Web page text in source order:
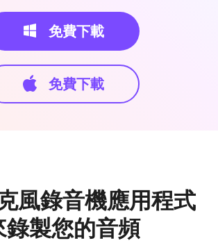
免費下載
免費下載
風錄音機應用程式
錄製您的音頻